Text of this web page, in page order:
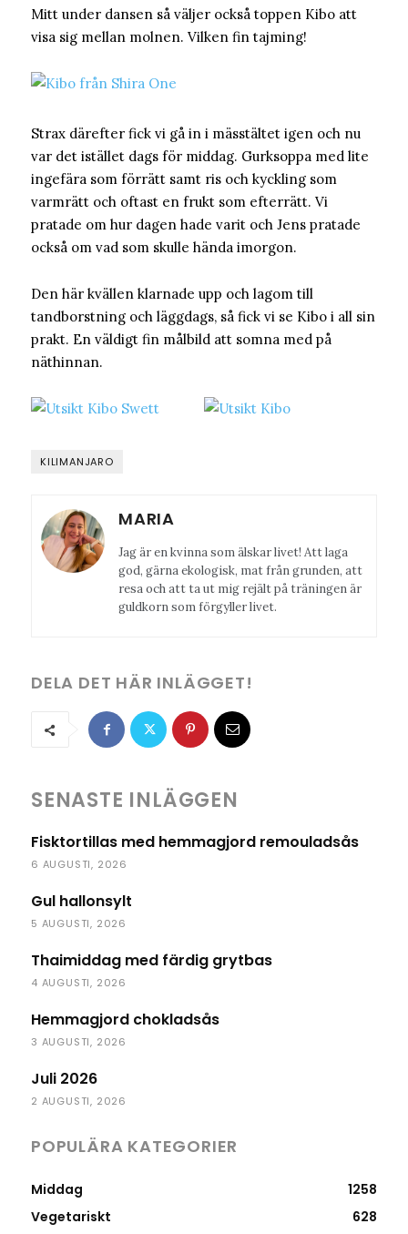
Mitt under dansen så väljer också toppen Kibo att
visa sig mellan molnen. Vilken fin tajming!
Strax därefter fick vi gå in i mässtältet igen och nu
var det istället dags för middag. Gurksoppa med lite
ingefära som förrätt samt ris och kyckling som
varmrätt och oftast en frukt som efterrätt. Vi
pratade om hur dagen hade varit och Jens pratade
också om vad som skulle hända imorgon.
Den här kvällen klarnade upp och lagom till
tandborstning och läggdags, så fick vi se Kibo i all sin
prakt. En väldigt fin målbild att somna med på
näthinnan.
KILIMANJARO
MARIA
Jag är en kvinna som älskar livet! Att laga
god, gärna ekologisk, mat från grunden, att
resa och att ta ut mig rejält på träningen är
guldkorn som förgyller livet.
DELA DET HÄR INLÄGGET!
SENASTE INLÄGGEN
Fisktortillas med hemmagjord remouladsås
6 AUGUSTI, 2026
Gul hallonsylt
5 AUGUSTI, 2026
Thaimiddag med färdig grytbas
4 AUGUSTI, 2026
Hemmagjord chokladsås
3 AUGUSTI, 2026
Juli 2026
2 AUGUSTI, 2026
POPULÄRA KATEGORIER
Middag
1258
Vegetariskt
628